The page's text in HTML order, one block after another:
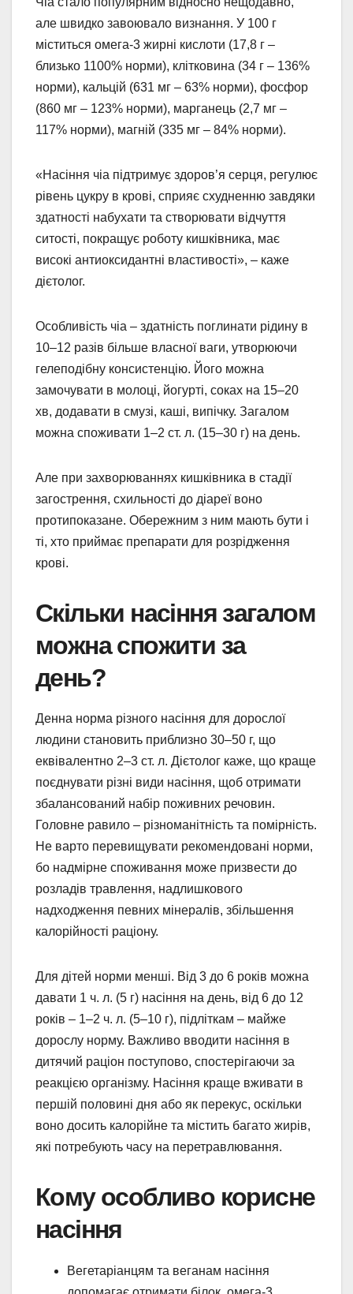
але швидко завоювало визнання. У 100 г
міститься омега-3 жирні кислоти (17,8 г –
близько 1100% норми), клітковина (34 г – 136%
норми), кальцій (631 мг – 63% норми), фосфор
(860 мг – 123% норми), марганець (2,7 мг –
117% норми), магній (335 мг – 84% норми).
«Насіння чіа підтримує здоров’я серця, регулює
рівень цукру в крові, сприяє схудненню завдяки
здатності набухати та створювати відчуття
ситості, покращує роботу кишківника, має
високі антиоксидантні властивості», – каже
дієтолог.
Особливість чіа – здатність поглинати рідину в
10–12 разів більше власної ваги, утворюючи
гелеподібну консистенцію. Його можна
замочувати в молоці, йогурті, соках на 15–20
хв, додавати в смузі, каші, випічку. Загалом
можна споживати 1–2 ст. л. (15–30 г) на день.
Але при захворюваннях кишківника в стадії
загострення, схильності до діареї воно
протипоказане. Обережним з ним мають бути і
ті, хто приймає препарати для розрідження
крові.
Скільки насіння загалом
можна спожити за
день?
Денна норма різного насіння для дорослої
людини становить приблизно 30–50 г, що
еквівалентно 2–3 ст. л. Дієтолог каже, що краще
поєднувати різні види насіння, щоб отримати
збалансований набір поживних речовин.
Головне равило – різноманітність та помірність.
Не варто перевищувати рекомендовані норми,
бо надмірне споживання може призвести до
розладів травлення, надлишкового
надходження певних мінералів, збільшення
калорійності раціону.
Для дітей норми менші. Від 3 до 6 років можна
давати 1 ч. л. (5 г) насіння на день, від 6 до 12
років – 1–2 ч. л. (5–10 г), підліткам – майже
дорослу норму. Важливо вводити насіння в
дитячий раціон поступово, спостерігаючи за
реакцією організму. Насіння краще вживати в
першій половині дня або як перекус, оскільки
воно досить калорійне та містить багато жирів,
які потребують часу на перетравлювання.
Кому особливо корисне
насіння
Вегетаріанцям та веганам насіння